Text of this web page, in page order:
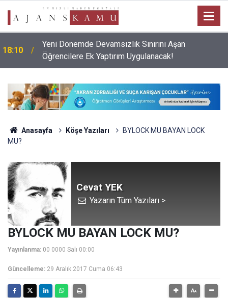
18:10
Yeni Dönemde Devamsızlık Sınırını Aşan
Öğrencilere Ek Yaptırım Uygulanacak!
Anasayfa Köşe Yazıları
BYLOCK MU BAYAN LOCK
MU?
Cevat YEK
Yazarın Tüm Yazıları >
BYLOCK MU BAYAN LOCK MU?
Yayınlanma: 00 0000 Salı 00:00
Güncelleme: 29 Aralık 2017 Cuma 06:43